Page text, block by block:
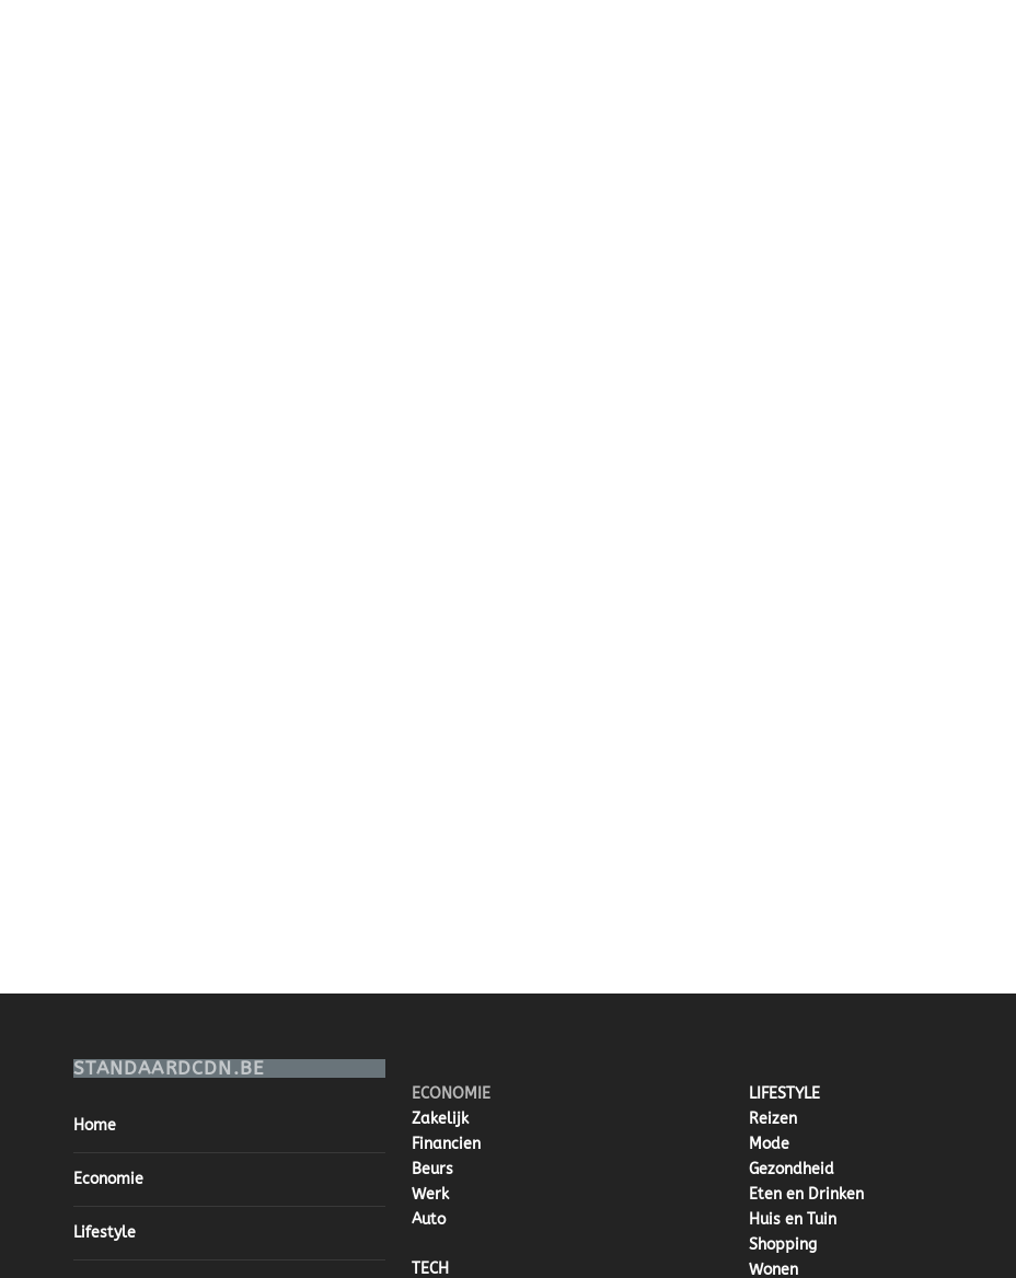
STANDAARDCDN.BE
Home
Economie
Lifestyle
ECONOMIE
Zakelijk
Financien
Beurs
Werk
Auto
TECH
LIFESTYLE
Reizen
Mode
Gezondheid
Eten en Drinken
Huis en Tuin
Shopping
Wonen